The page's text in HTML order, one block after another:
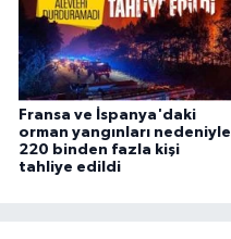
Fransa ve İspanya'daki
orman yangınları nedeniyle
220 binden fazla kişi
tahliye edildi